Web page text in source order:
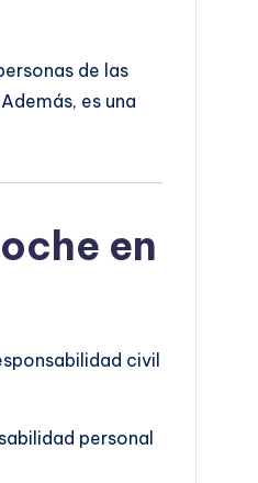
de las
es una
en
civil
personal